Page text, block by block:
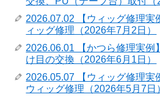
2026.07.02 【ウィッグ修理実
ィッグ修理（2026年7月2日）
2026.06.01 【かつら修理実例
け目の交換（2026年6月1日）
2026.05.07 【ウィッグ修理実
ウィッグ修理（2026年5月7日